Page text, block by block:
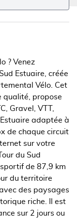
? Venez
Estuaire, créée
Vélo. Cet
qualité, propose
Gravel, VTT,
adaptée à
de chaque circuit
sur votre
du Sud
de 87,9 km
du territoire
des paysages
riche. Il est
sur 2 jours ou